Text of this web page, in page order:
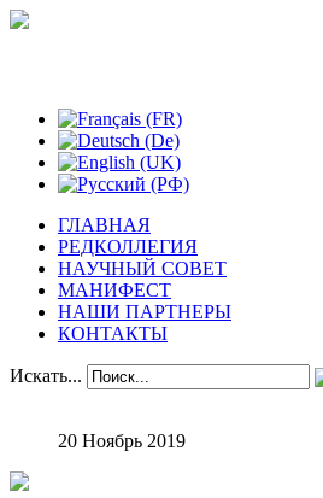
ГЛАВНАЯ
РЕДКОЛЛЕГИЯ
НАУЧНЫЙ СОВЕТ
МАНИФЕСТ
НАШИ ПАРТНЕРЫ
КОНТАКТЫ
Искать...
20 Ноябрь 2019